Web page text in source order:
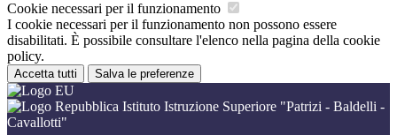
Cookie necessari per il funzionamento
I cookie necessari per il funzionamento non possono essere
disabilitati. È possibile consultare l'elenco nella pagina della cookie
policy.
Accetta tutti Salva le preferenze
Istituto Istruzione Superiore "Patrizi - Baldelli -
Cavallotti"